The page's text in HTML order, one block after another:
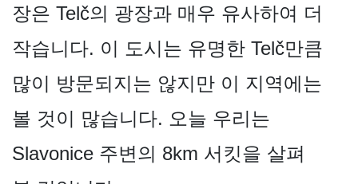
장은 Telč의 광장과 매우 유사하여 더
작습니다. 이 도시는 유명한 Telč만큼
많이 방문되지는 않지만 이 지역에는
볼 것이 많습니다. 오늘 우리는
Slavonice 주변의 8km 서킷을 살펴